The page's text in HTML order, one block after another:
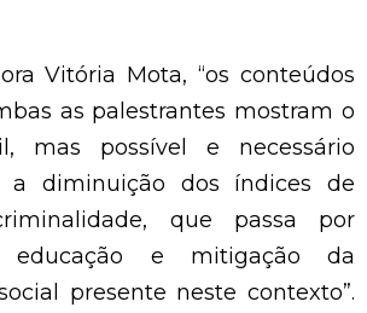
Vitória Mota, “os conteúdos
as palestrantes mostram o
mas possível e necessário
a diminuição dos índices de
que passa por
educação e mitigação da
presente neste contexto”.